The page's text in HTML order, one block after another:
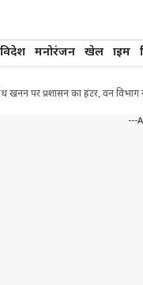
मनोरंजन खेल क्राइम
पर प्रशासन का हंटर, वन विभाग
---